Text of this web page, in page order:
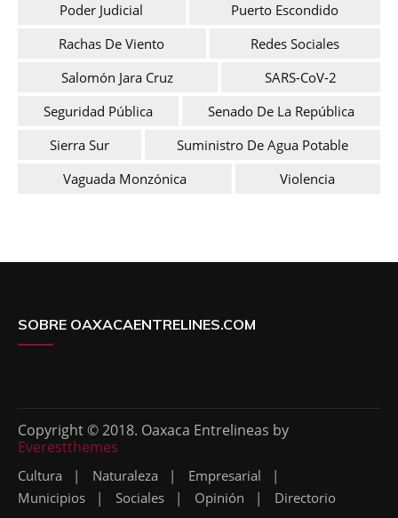
Poder Judicial
Puerto Escondido
Rachas De Viento
Redes Sociales
Salomón Jara Cruz
SARS-CoV-2
Seguridad Pública
Senado De La República
Sierra Sur
Suministro De Agua Potable
Vaguada Monzónica
Violencia
SOBRE OAXACAENTRELINES.COM
Copyright © 2018. Oaxaca Entrelineas by
Everestthemes
Cultura Naturaleza
Empresarial
Municipios
Sociales Opinión Directorio